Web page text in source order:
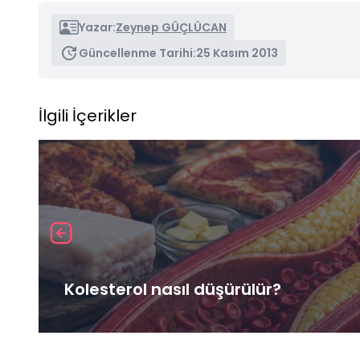
Yazar:Zeynep GÜÇLÜCAN
Güncellenme Tarihi:25 Kasım 2013
İlgili İçerikler
Kolesterol nasıl düşürülür?